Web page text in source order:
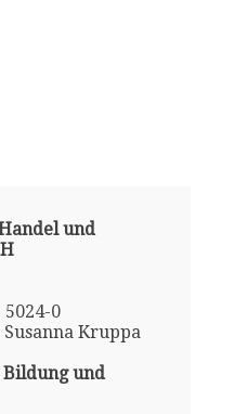
und
0
Kruppa
Bildung und